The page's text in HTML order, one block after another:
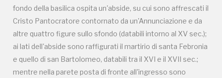
fondo della basilica ospita un'abside, su cui sono affrescati il
Cristo Pantocratore contornato da un'Annunciazione e da
altre quattro figure sullo sfondo (databili intorno al XV sec.);
ai lati dell'abside sono raffigurati il martirio di santa Febronia
e quello di san Bartolomeo, databili tra il XVI e il XVII sec.;
mentre nella parete posta di fronte all'ingresso sono
nella parete a destra sono intagliati gli scranni per sedersi
durante l'officiatura dei riti. Tra una delle finestrelle aperte
sulla parete prospettica e l'affresco di santa Febronia si
notano tracce di un altro affresco rimosso, raffigurante
probabilmente san Giovanni Battista. Al centro
dell'ambiente dal piano di calpestio si scende attraverso dei